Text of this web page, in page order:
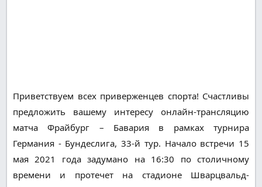
Приветствуем всех приверженцев спорта! Счастливы
предложить вашему интересу онлайн-трансляцию
матча Фрайбург – Бавария в рамках турнира
Германия - Бундеслига, 33-й тур. Начало встречи 15
мая 2021 года задумано на 16:30 по столичному
времени и протечет на стадионе Шварцвальд-